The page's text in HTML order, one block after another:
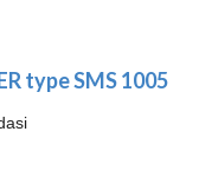
type SMS 1005